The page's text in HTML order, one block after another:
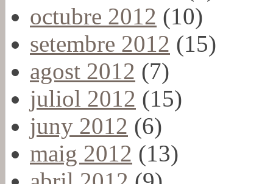
octubre 2012 (10)
setembre 2012 (15)
agost 2012 (7)
juliol 2012 (15)
juny 2012 (6)
maig 2012 (13)